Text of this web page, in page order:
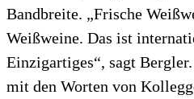
Bandbreite. „Frische
Weißweine. Das ist
Einzigartiges“, sagt
mit den Worten von